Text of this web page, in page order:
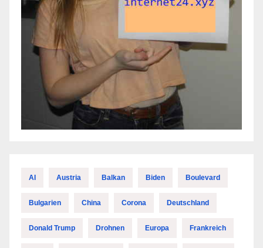
AI Austria Balkan Biden Boulevard
Bulgarien China Corona Deutschland
Donald Trump Drohnen Europa Frankreich